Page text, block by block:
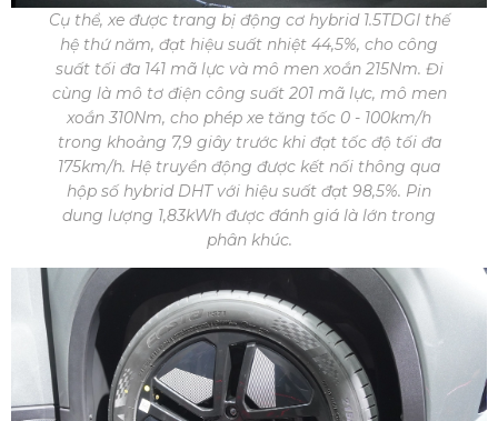
Cụ thể, xe được trang bị động cơ hybrid 1.5TDGI thế
hệ thứ năm, đạt hiệu suất nhiệt 44,5%, cho công
suất tối đa 141 mã lực và mô men xoắn 215Nm. Đi
cùng là mô tơ điện công suất 201 mã lực, mô men
xoắn 310Nm, cho phép xe tăng tốc 0 - 100km/h
trong khoảng 7,9 giây trước khi đạt tốc độ tối đa
175km/h. Hệ truyền động được kết nối thông qua
hộp số hybrid DHT với hiệu suất đạt 98,5%. Pin
dung lượng 1,83kWh được đánh giá là lớn trong
phân khúc.